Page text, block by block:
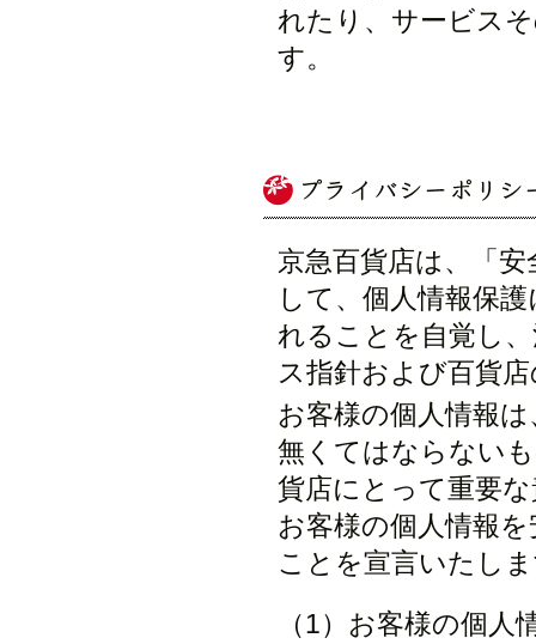
れたり、サービス
す。
京急百貨店は、「
して、個人情報保
れることを自覚し
ス指針および百貨
お客様の個人情報
無くてはならない
貨店にとって重要
お客様の個人情報
ことを宣言いたし
（1）お客様の個